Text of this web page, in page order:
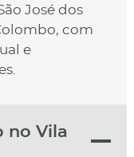
José dos
com
e
no Vila